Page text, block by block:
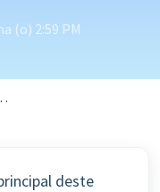
(o) 2:59 PM
deste